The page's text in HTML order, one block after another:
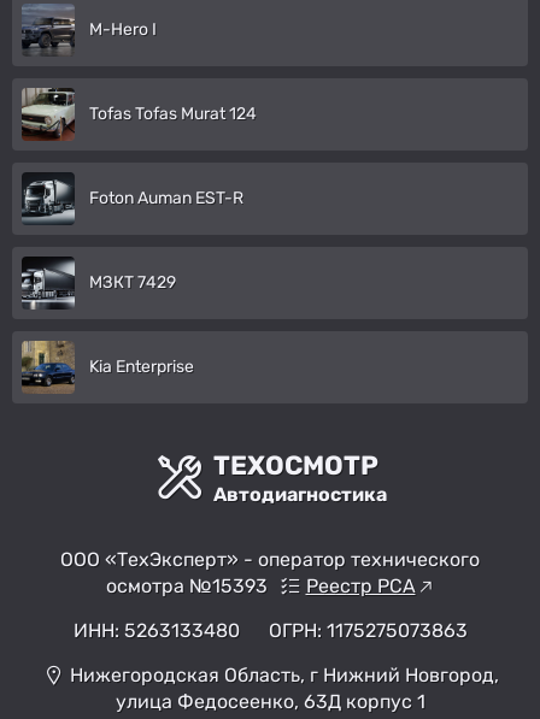
M-Hero I
Tofas Tofas Murat 124
Foton Auman EST-R
МЗКТ 7429
Kia Enterprise
ТЕХОСМОТР
Автодиагностика
ООО «ТехЭксперт» - оператор технического
осмотра №15393
Реестр РСА
ИНН: 5263133480
ОГРН: 1175275073863
Нижегородская Область, г Нижний Новгород,
улица Федосеенко, 63Д корпус 1